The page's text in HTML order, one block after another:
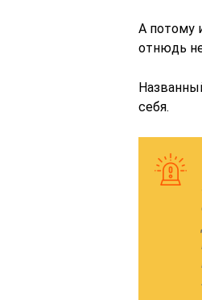
А потому
отнюдь
себя.